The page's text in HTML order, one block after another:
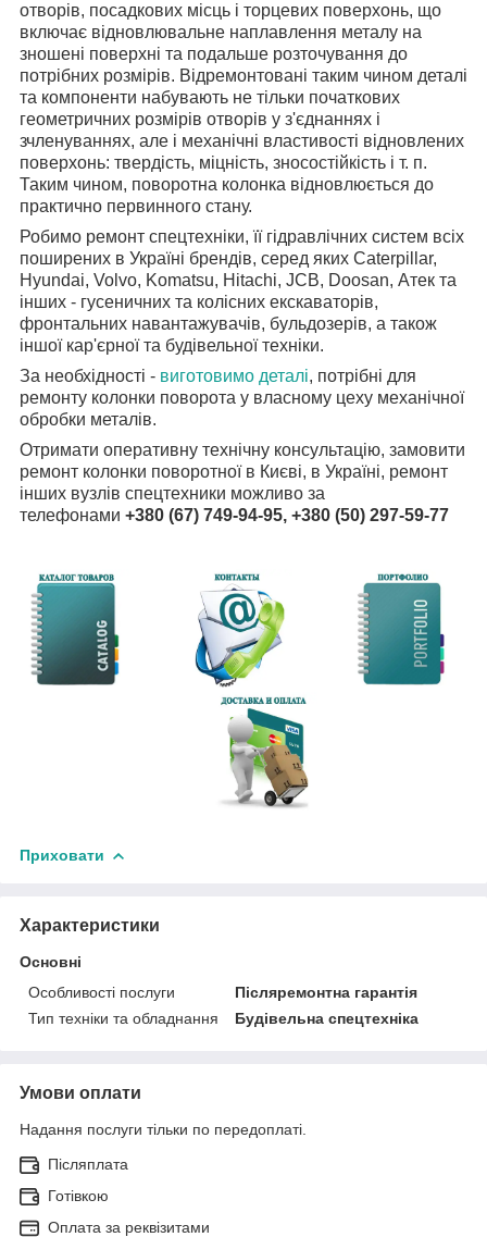
отворів, посадкових місць і торцевих поверхонь, що
включає відновлювальне наплавлення металу на
зношені поверхні та подальше розточування до
потрібних розмірів. Відремонтовані таким чином деталі
та компоненти набувають не тільки початкових
геометричних розмірів отворів у з'єднаннях і
зчленуваннях, але і механічні властивості відновлених
поверхонь: твердість, міцність, зносостійкість і т. п.
Таким чином, поворотна колонка відновлюється до
практично первинного стану.
Робимо ремонт спецтехніки, її гідравлічних систем всіх
поширених в Україні брендів, серед яких Caterpillar,
Hyundai, Volvo, Komatsu, Hitachi, JCB, Doosan, Атек та
інших - гусеничних та колісних екскаваторів,
фронтальних навантажувачів, бульдозерів, а також
іншої кар'єрної та будівельної техніки.
За необхідності - виготовимо деталі, потрібні для
ремонту колонки поворота у власному цеху механічної
обробки металів.
Отримати оперативну технічну консультацію, замовити
ремонт колонки поворотної в Києві, в Україні, ремонт
інших вузлів спецтехники можливо за
телефонами +380 (67) 749-94-95, +380 (50) 297-59-77
Приховати
Характеристики
Основні
Особливості послуги
Післяремонтна гарантія
Тип техніки та обладнання
Будівельна спецтехніка
Умови оплати
Надання послуги тільки по передоплаті.
Післяплата
Готівкою
Оплата за реквізитами